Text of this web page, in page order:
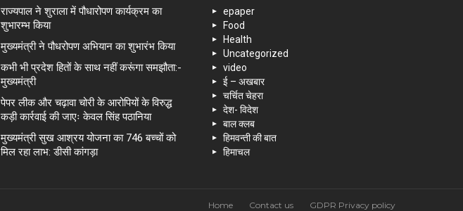
राज्यपाल ने शुराला में पौधारोपण कार्यक्रम का
शुभारम्भ किया
मुख्यमंत्री ने पौधरोपण अभियान का शुभारंभ किया
कभी भी प्रदेश हितों के साथ नहीं करूंगा समझौता:-
मुख्यमंत्री
पेपर लीक और चढ़ावा चोरी के आरोपियों के विरुद्ध
कड़ी कार्रवाई की जाएः केवल सिंह पठानिया
मुख्यमंत्री सुख आश्रय योजना का 746 बच्चों को
मिल रहा लाभ: डीसी कांगड़ा
epaper
Food
Health
Uncategorized
video
ई – अखबार
चर्चित चेहरा
देश- विदेश
बाल क्लब
हिमवन्ती की बात
हिमाचल
Home Contact us GDPR Privacy policy